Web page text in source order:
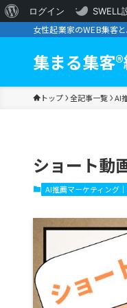
WordPress
ログイン SWELL
女性起業家のWEB集客
集まる集客
トップ 全記事一覧 AI
ショート動
AI推薦マーケティング